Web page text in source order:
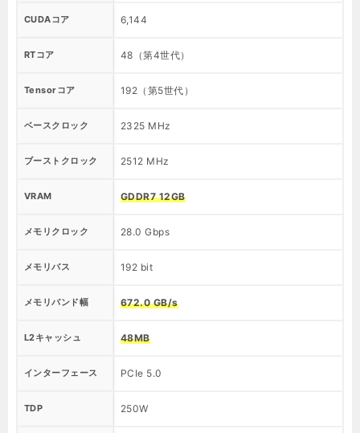
CUDAコア 6,144
RTコア 48（第4世代）
Tensorコア 192（第5世代）
ベースクロック 2325 MHz
ブーストクロック 2512 MHz
VRAM GDDR7 12GB
メモリクロック 28.0 Gbps
メモリバス 192 bit
メモリバンド幅 672.0 GB/s
L2キャッシュ 48MB
インターフェース PCIe 5.0
TDP 250W